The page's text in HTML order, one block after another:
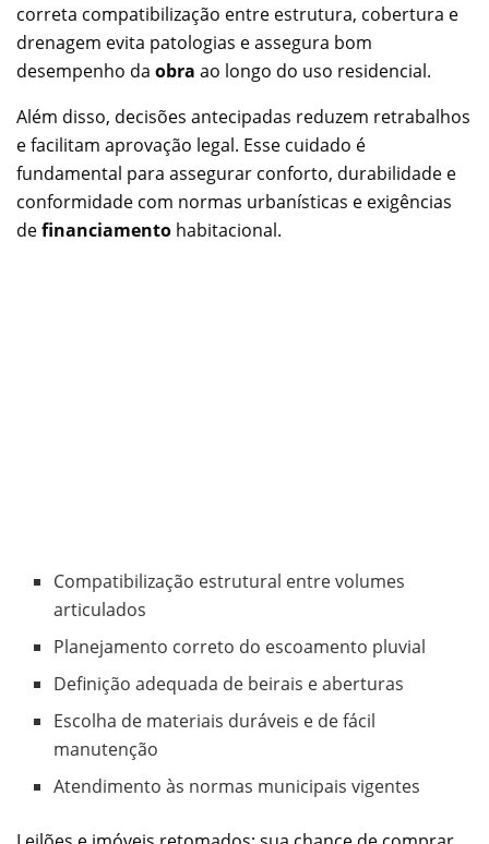
correta compatibilização entre estrutura, cobertura e
drenagem evita patologias e assegura bom
desempenho da obra ao longo do uso residencial.
Além disso, decisões antecipadas reduzem retrabalhos
e facilitam aprovação legal. Esse cuidado é
fundamental para assegurar conforto, durabilidade e
conformidade com normas urbanísticas e exigências
definanciamento habitacional.
Compatibilização estrutural entre volumes
articulados
Planejamento correto do escoamento pluvial
Definição adequada de beirais e aberturas
Escolha de materiais duráveis e de fácil
manutenção
Atendimento às normas municipais vigentes